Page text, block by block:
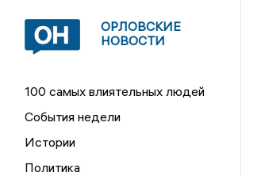
ОРЛОВСКИЕ
НОВОСТИ
100 самых влиятельных людей
События недели
Истории
Политика